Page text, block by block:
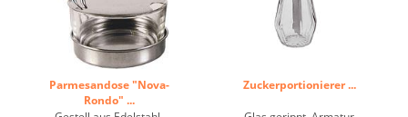
Parmesandose "Nova-
Rondo" ...
Zuckerportionierer ...